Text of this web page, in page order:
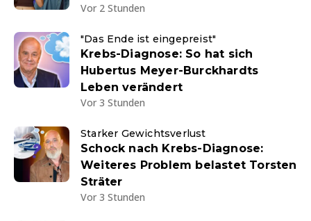
Vor 2 Stunden
"Das Ende ist eingepreist"
Krebs-Diagnose: So hat sich
Hubertus Meyer-Burckhardts
Leben verändert
Vor 3 Stunden
Starker Gewichtsverlust
Schock nach Krebs-Diagnose:
Weiteres Problem belastet Torsten
Sträter
Vor 3 Stunden